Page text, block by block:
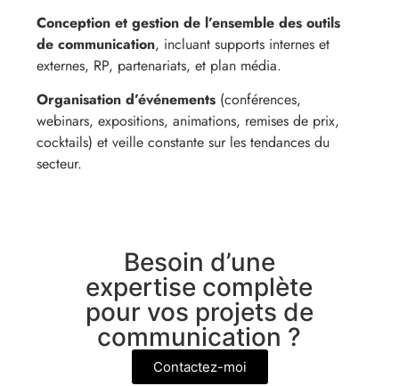
Conception et gestion de l’ensemble des outils
de communication, incluant supports internes et
externes, RP, partenariats, et plan média.
Organisation d’événements (conférences,
webinars, expositions, animations, remises de prix,
cocktails) et veille constante sur les tendances du
secteur.
Besoin d’une
expertise complète
pour vos projets de
communication ?
Contactez-moi